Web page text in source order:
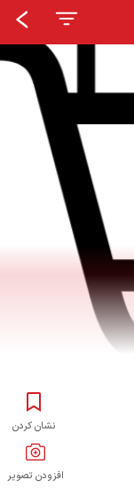
نشان کردن
افزودن تصویر